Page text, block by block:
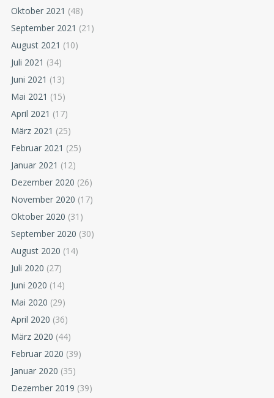
Oktober 2021 (48)
September 2021 (21)
August 2021 (10)
Juli 2021 (34)
Juni 2021 (13)
Mai 2021 (15)
April 2021 (17)
März 2021 (25)
Februar 2021 (25)
Januar 2021 (12)
Dezember 2020 (26)
November 2020 (17)
Oktober 2020 (31)
September 2020 (30)
August 2020 (14)
Juli 2020 (27)
Juni 2020 (14)
Mai 2020 (29)
April 2020 (36)
März 2020 (44)
Februar 2020 (39)
Januar 2020 (35)
Dezember 2019 (39)